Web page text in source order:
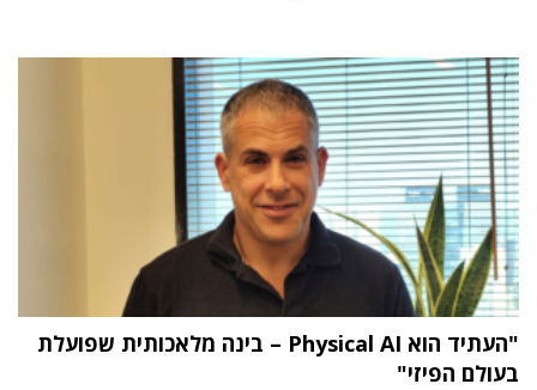
"העתיד הוא Physical AI – בינה מלאכותית שפועלת
בעולם הפיזי"